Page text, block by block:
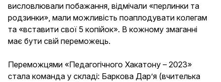
висловлювали побажання, відмічали «перлинки та
родзинки», мали можливість поаплодувати колегам
та «вставити свої 5 копійок». В кожному змаганні
має бути свій переможець.
Переможцями «Педагогічного Хакатону – 2023»
стала команда у складі: Баркова Дар’я (вчителька